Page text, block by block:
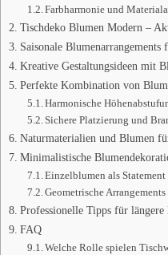
Farbharmonie und
Tischdeko Blumen Modern –
Saisonale Blumenarrangements
Kreative Gestaltungsideen mit
Perfekte Kombination von
Harmonische
Sichere Platzierung und
Naturmaterialien und Blumen
Minimalistische
Einzelblumen als Statement
Geometrische Arrangements
Professionelle Tipps für
FAQ
Welche Rolle spielen